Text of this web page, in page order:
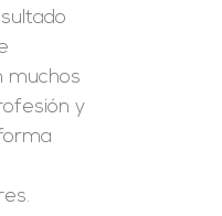
muchos
y